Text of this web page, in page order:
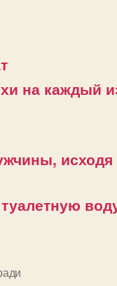
на каждый
исходя